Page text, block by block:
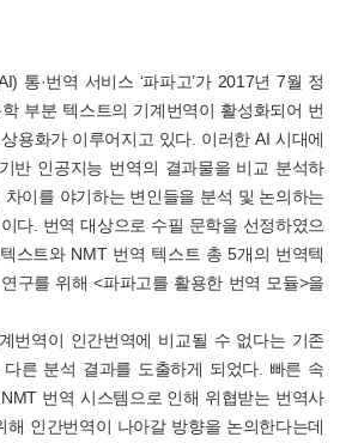
통·번역 서비스 ‘파파고’가 2017년 7월 정
부분 텍스트의 기계번역이 활성화되어 번
용화가 이루어지고 있다. 이러한 AI 시대에
반 인공지능 번역의 결과물을 비교 분석하
차이를 야기하는 변인들을 분석 및 논의하는
다. 번역 대상으로 수필 문학을 선정하였으
스트와 NMT 번역 텍스트 총 5개의 번역텍
구를 위해 <파파고를 활용한 번역 모듈>을
번역이 인간번역에 비교될 수 없다는 기존
른 분석 결과를 도출하게 되었다. 빠른 속
번역 시스템으로 인해 위협받는 번역사
해 인간번역이 나아갈 방향을 논의한다는데